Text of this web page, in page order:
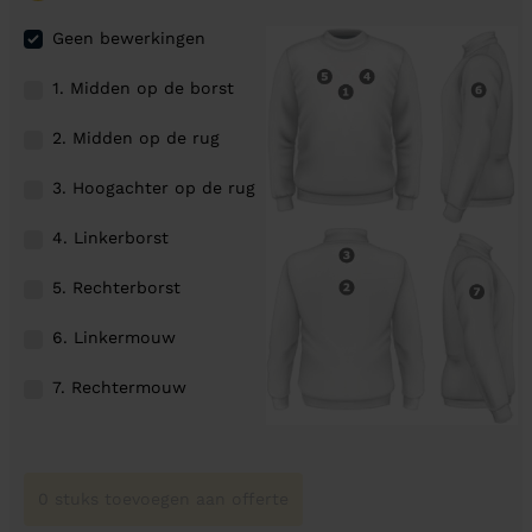
Geen bewerkingen
1. Midden op de borst
2. Midden op de rug
3. Hoogachter op de rug
4. Linkerborst
5. Rechterborst
6. Linkermouw
7. Rechtermouw